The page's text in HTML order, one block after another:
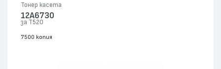
Тонер касета
12A6730
за T520
7500 копия